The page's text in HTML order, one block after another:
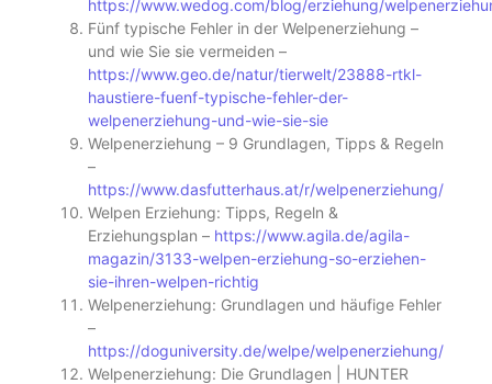
https://www.wedog.com/blog/erziehung/
Fünf typische Fehler in der Welpenerziehung –
und wie Sie sie vermeiden –
https://www.geo.de/natur/tierwelt/23888-rtkl-
haustiere-fuenf-typische-fehler-der-
welpenerziehung-und-wie-sie-sie
Welpenerziehung – 9 Grundlagen, Tipps & Regeln
–
https://www.dasfutterhaus.at/r/welpenerziehung/
Welpen Erziehung: Tipps, Regeln &
Erziehungsplan – https://www.agila.de/agila-
magazin/3133-welpen-erziehung-so-erziehen-
sie-ihren-welpen-richtig
Welpenerziehung: Grundlagen und häufige Fehler
–
https://doguniversity.de/welpe/welpenerziehung/
Welpenerziehung: Die Grundlagen | HUNTER